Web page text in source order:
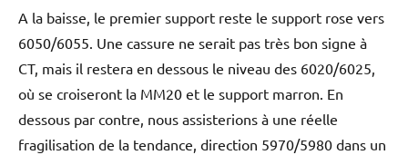
A la baisse, le premier support reste le support rose vers
6050/6055. Une cassure ne serait pas très bon signe à
CT, mais il restera en dessous le niveau des 6020/6025,
où se croiseront la MM20 et le support marron. En
dessous par contre, nous assisterions à une réelle
fragilisation de la tendance, direction 5970/5980 dans un